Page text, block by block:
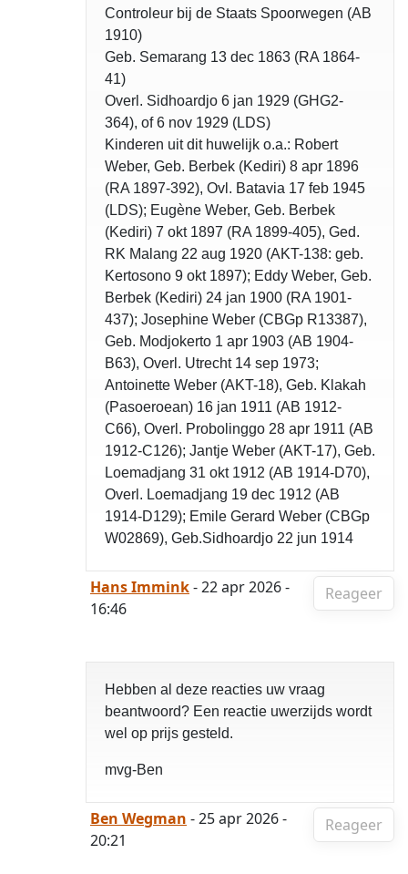
Controleur bij de Staats Spoorwegen (AB
1910)
Geb. Semarang 13 dec 1863 (RA 1864-
41)
Overl. Sidhoardjo 6 jan 1929 (GHG2-
364), of 6 nov 1929 (LDS)
Kinderen uit dit huwelijk o.a.: Robert
Weber, Geb. Berbek (Kediri) 8 apr 1896
(RA 1897-392), Ovl. Batavia 17 feb 1945
(LDS); Eugène Weber, Geb. Berbek
(Kediri) 7 okt 1897 (RA 1899-405), Ged.
RK Malang 22 aug 1920 (AKT-138: geb.
Kertosono 9 okt 1897); Eddy Weber, Geb.
Berbek (Kediri) 24 jan 1900 (RA 1901-
437); Josephine Weber (CBGp R13387),
Geb. Modjokerto 1 apr 1903 (AB 1904-
B63), Overl. Utrecht 14 sep 1973;
Antoinette Weber (AKT-18), Geb. Klakah
(Pasoeroean) 16 jan 1911 (AB 1912-
C66), Overl. Probolinggo 28 apr 1911 (AB
1912-C126); Jantje Weber (AKT-17), Geb.
Loemadjang 31 okt 1912 (AB 1914-D70),
Overl. Loemadjang 19 dec 1912 (AB
1914-D129); Emile Gerard Weber (CBGp
W02869), Geb.Sidhoardjo 22 jun 1914
Reageer
Hans Immink- 22 apr 2026 -
16:46
Hebben al deze reacties uw vraag
beantwoord? Een reactie uwerzijds wordt
wel op prijs gesteld.
mvg-Ben
Reageer
Ben Wegman - 25 apr 2026 -
20:21